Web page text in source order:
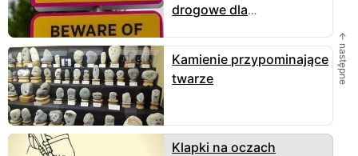
drogowe dla
Kamienie przypominające
twarze
Klapki na oczach
← następne